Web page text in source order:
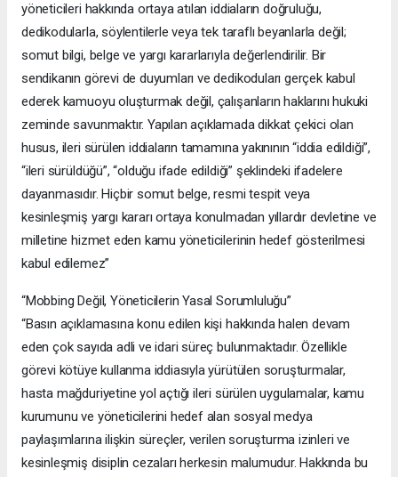
yöneticileri hakkında ortaya atılan iddiaların doğruluğu,
dedikodularla, söylentilerle veya tek taraflı beyanlarla değil;
somut bilgi, belge ve yargı kararlarıyla değerlendirilir. Bir
sendikanın görevi de duyumları ve dedikoduları gerçek kabul
ederek kamuoyu oluşturmak değil, çalışanların haklarını hukuki
zeminde savunmaktır. Yapılan açıklamada dikkat çekici olan
husus, ileri sürülen iddiaların tamamına yakınının “iddia edildiği”,
“ileri sürüldüğü”, “olduğu ifade edildiği” şeklindeki ifadelere
dayanmasıdır. Hiçbir somut belge, resmi tespit veya
kesinleşmiş yargı kararı ortaya konulmadan yıllardır devletine ve
milletine hizmet eden kamu yöneticilerinin hedef gösterilmesi
kabul edilemez”
“Mobbing Değil, Yöneticilerin Yasal Sorumluluğu”
“Basın açıklamasına konu edilen kişi hakkında halen devam
eden çok sayıda adli ve idari süreç bulunmaktadır. Özellikle
görevi kötüye kullanma iddiasıyla yürütülen soruşturmalar,
hasta mağduriyetine yol açtığı ileri sürülen uygulamalar, kamu
kurumunu ve yöneticilerini hedef alan sosyal medya
paylaşımlarına ilişkin süreçler, verilen soruşturma izinleri ve
kesinleşmiş disiplin cezaları herkesin malumudur. Hakkında bu